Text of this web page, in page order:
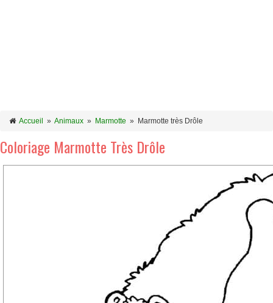
Accueil » Animaux » Marmotte » Marmotte très Drôle
Coloriage Marmotte Très Drôle